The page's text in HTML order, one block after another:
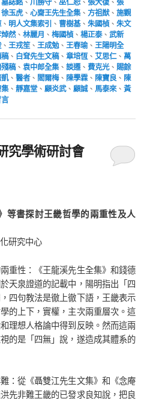
徐玉虎、心齋王先生全集、方祖猷、施觀
、 明人文集索引 、曹樹基、朱國楨、朱文
然、林麗月 、梅國楨、楊正泰、武新
、王戎笙、王成勉、王春瑜、王陽明全
、 白耷先生文稿、章培恆、艾思仁、萬
稿、袁中郎全集、談遷、費克光、賜餘
、醫者、 閻爾梅、 陳學霖、 陳寶良、 陳
、靜嘉堂 、顧炎武、顧誠、馬泰來、黃
究學術研討會
等書探討王畿哲學的兩重性及人
研究中心
重性：《王龍溪先生全集》和錢德
天泉證道的記載中，陽明指出「四
四句教法是徹上徹下語，王畿表示
的上下，實權，主次兩重層次。這
理想人格論中得到反映。然而這兩
的是「四無」說，遂造成其體系的
：從《聶雙江先生文集》和《念庵
先非難王畿的已發求良知說，把良